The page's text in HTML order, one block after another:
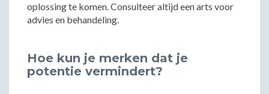
oplossing te komen. Consulteer altijd een arts voor
advies en behandeling.
Hoe kun je merken dat je
potentie vermindert?